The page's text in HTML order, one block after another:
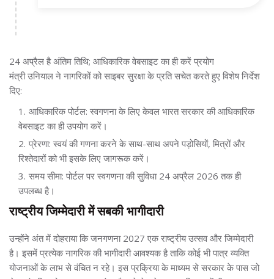
24 अप्रैल है अंतिम तिथि; आधिकारिक वेबसाइट का ही करें प्रयोग
मंत्री उनियाल ने नागरिकों को साइबर सुरक्षा के प्रति सचेत करते हुए विशेष निर्देश
दिए:
आधिकारिक पोर्टल: स्वगणना के लिए केवल भारत सरकार की आधिकारिक
वेबसाइट का ही उपयोग करें।
प्रेरणा: स्वयं की गणना करने के साथ-साथ अपने पड़ोसियों, मित्रों और
रिश्तेदारों को भी इसके लिए जागरूक करें।
समय सीमा: पोर्टल पर स्वगणना की सुविधा 24 अप्रैल 2026 तक ही
उपलब्ध है।
राष्ट्रीय जिम्मेदारी में सबकी भागीदारी
उन्होंने अंत में दोहराया कि जनगणना 2027 एक राष्ट्रीय उत्सव और जिम्मेदारी
है। इसमें प्रत्येक नागरिक की भागीदारी आवश्यक है ताकि कोई भी पात्र व्यक्ति
योजनाओं के लाभ से वंचित न रहे। इस प्रक्रिया के माध्यम से सरकार के पास जो